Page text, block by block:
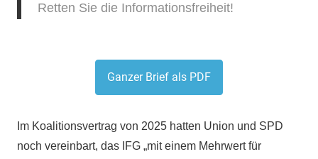
Retten Sie die Informationsfreiheit!
Ganzer Brief als PDF
Im Koalitionsvertrag von 2025 hatten Union und SPD
noch vereinbart, das IFG „mit einem Mehrwert für